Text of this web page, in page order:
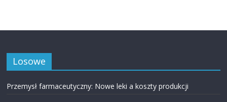
Losowe
Przemysł farmaceutyczny: Nowe leki a koszty produkcji